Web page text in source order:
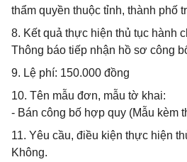
thẩm quyền thuộc tỉnh, thành phố
8. Kết quả thực hiện thủ tục hành
Thông báo tiếp nhận hồ sơ công
9. Lệ phí: 150.000 đồng
10. Tên mẫu đơn, mẫu tờ khai:
- Bán công bố hợp quy (Mẫu kèm
11. Yêu cầu, điều kiện thực hiện
Không.